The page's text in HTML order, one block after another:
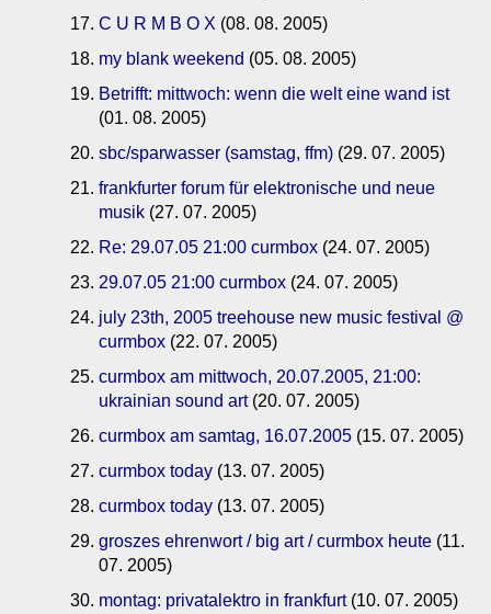
C U R M B O X (08. 08. 2005)
my blank weekend (05. 08. 2005)
Betrifft: mittwoch: wenn die welt eine wand ist
(01. 08. 2005)
sbc/sparwasser (samstag, ffm) (29. 07. 2005)
frankfurter forum für elektronische und neue
musik (27. 07. 2005)
Re: 29.07.05 21:00 curmbox (24. 07. 2005)
29.07.05 21:00 curmbox (24. 07. 2005)
july 23th, 2005 treehouse new music festival @
curmbox (22. 07. 2005)
curmbox am mittwoch, 20.07.2005, 21:00:
ukrainian sound art(20. 07. 2005)
curmbox am samtag, 16.07.2005 (15. 07. 2005)
curmbox today (13. 07. 2005)
curmbox today (13. 07. 2005)
groszes ehrenwort / big art / curmbox heute (11.
07. 2005)
montag: privatalektro in frankfurt(10. 07. 2005)